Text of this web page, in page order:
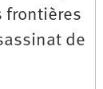
frontières
de